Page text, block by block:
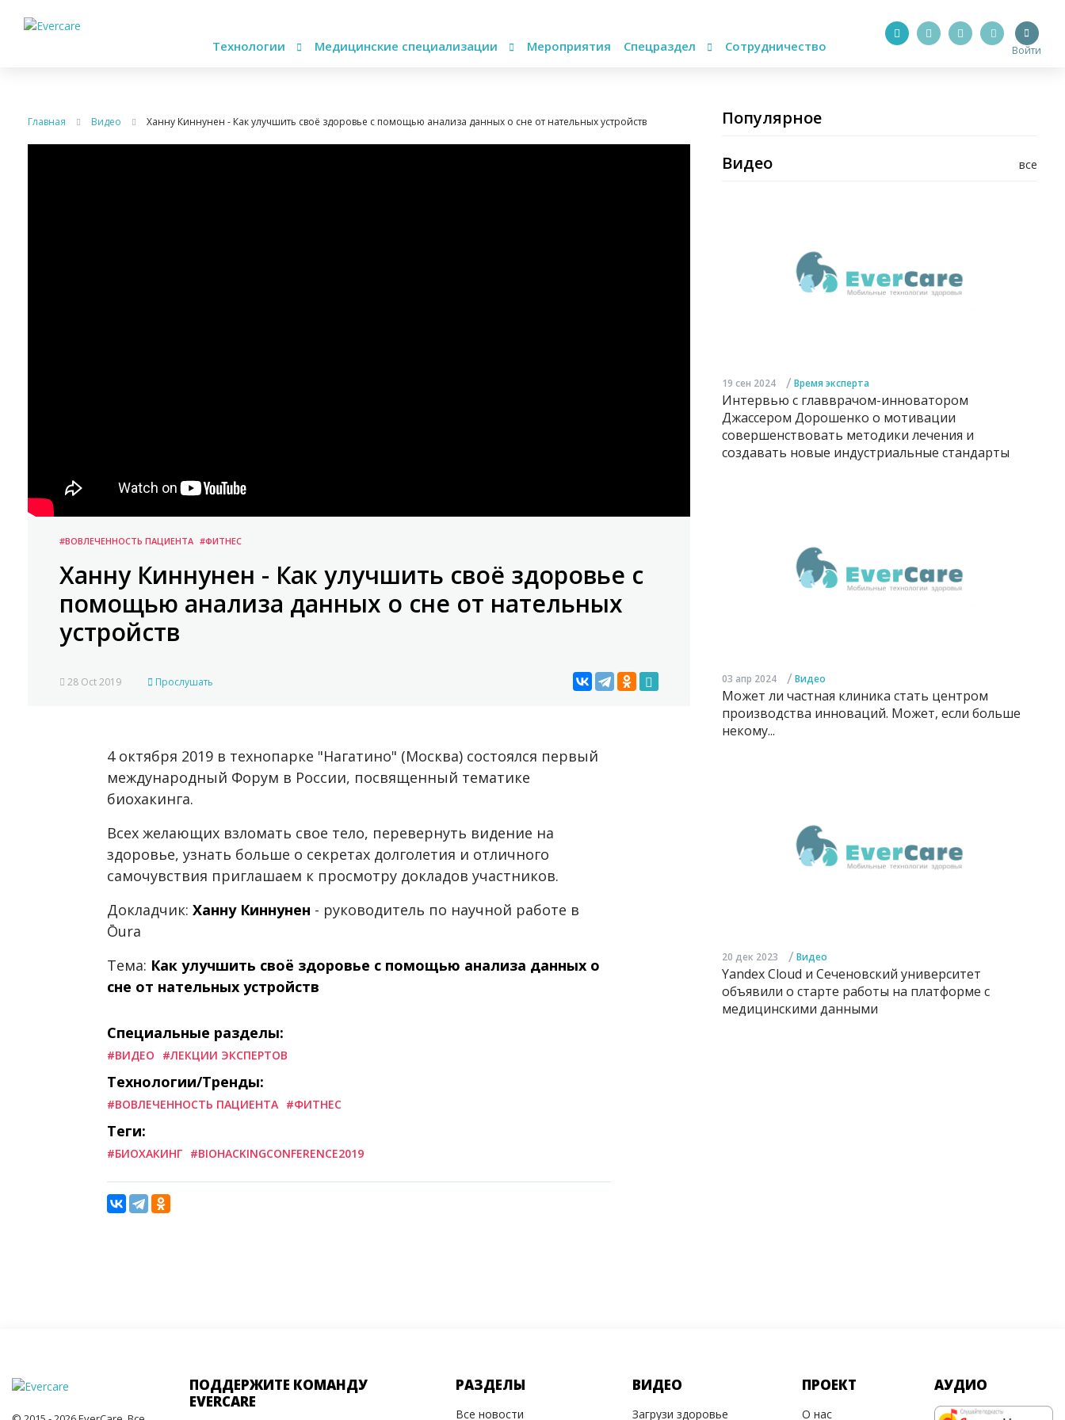
Технологии Медицинские специализации Мероприятия Спецраздел Сотрудничество Войти
Главная Видео Ханну Киннунен - Как улучшить своё здоровье с помощью анализа данных о сне от нательных устройств
#ВОВЛЕЧЕННОСТЬ ПАЦИЕНТА #ФИТНЕС
Ханну Киннунен - Как улучшить своё здоровье с
помощью анализа данных о сне от нательных
устройств
28 Oct 2019 Прослушать
4 октября 2019 в технопарке "Нагатино" (Москва) состоялся первый
международный Форум в России, посвященный тематике
биохакинга.
Всех желающих взломать свое тело, перевернуть видение на
здоровье, узнать больше о секретах долголетия и отличного
самочувствия приглашаем к просмотру докладов участников.
Докладчик: Ханну Киннунен - руководитель по научной работе в
Ōura
Тема: Как улучшить своё здоровье с помощью анализа данных о
сне от нательных устройств
Специальные разделы:
#ВИДЕО #ЛЕКЦИИ ЭКСПЕРТОВ
Технологии/Тренды:
#ВОВЛЕЧЕННОСТЬ ПАЦИЕНТА #ФИТНЕС
Теги:
#БИОХАКИНГ #BIOHACKINGCONFERENCE2019
Популярное
все
Видео
19 сен 2024 / Время эксперта
Интервью с главврачом-инноватором
Джассером Дорошенко о мотивации
совершенствовать методики лечения и
создавать новые индустриальные стандарты
03 апр 2024 / Видео
Может ли частная клиника стать центром
производства инноваций. Может, если больше
некому...
20 дек 2023 / Видео
Yandex Cloud и Сеченовский университет
объявили о старте работы на платформе с
медицинскими данными
ПОДДЕРЖИТЕ КОМАНДУ
EVERCARE
РАЗДЕЛЫ
Все новости
ВИДЕО
Загрузи здоровье
ПРОЕКТ
О нас
АУДИО